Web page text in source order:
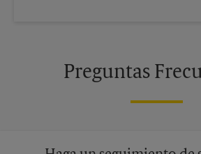
Preguntas